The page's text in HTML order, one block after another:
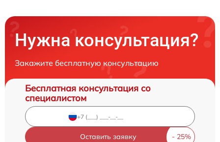
Нужна консультация?
Закажите бесплатную консультацию
Бесплатная консультация со
специалистом
Оставить заявку